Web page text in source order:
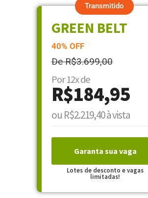
Transmitido
GREEN BELT
40% OFF
De R$3.699,00
Por 12x de
R$184,95
ou R$2.219,40 à vista
Garanta sua vaga
Lotes de desconto e vagas
limitadas!